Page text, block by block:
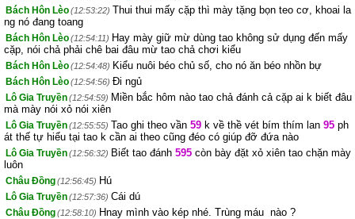
Bách Hôn Lèo(12:53:22) Thui thui mấy cặp thì mày tặng bọn teo cơ, khoai la
ng nó đang toang
Bách Hôn Lèo(12:54:11) Hay mày giữ mừ dùng tao không sử dụng đến mấy
cặp, nói chả phải chê bai đâu mừ tao chả chơi kiểu
Bách Hôn Lèo(12:54:48) Kiểu nuôi béo chủ số, cho nó ăn béo nhồn bự
Bách Hôn Lèo(12:54:56) Đi ngủ
Lô Gia Truyền(12:54:59) Miền bắc hôm nào tao chả đánh cả cặp ai k biết đâu
mà mày nói xỏ nói xiên
Lô Gia Truyền(12:55:55) Tao ghi theo vần 59 k về thề vét bím thím lan 95 ph
át thế tự hiểu tại tao k cần ai theo cũng đéo có giúp đỡ đứa nào
Lô Gia Truyền(12:56:32) Biết tao đánh 595 còn bày đặt xỏ xiên tao chặn mày
luôn
Châu Đồng(12:56:45) Hú
Lô Gia Truyền(12:57:36) Cái dú
Châu Đồng(12:58:10) Hnay mình vào kép nhé. Trùng máu nào ?